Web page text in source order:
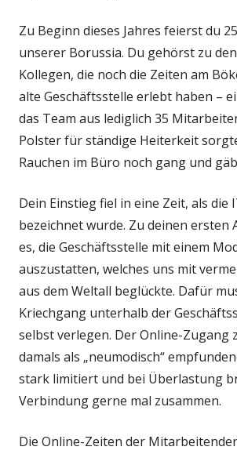
Zu Beginn dieses Jahres feierst du
unserer Borussia. Du gehörst zu
Kollegen, die noch die Zeiten am
alte Geschäftsstelle erlebt haben –
das Team aus lediglich 35
Polster für ständige Heiterkeit
Rauchen im Büro noch gang und
Dein Einstieg fiel in eine Zeit, als die
bezeichnet wurde. Zu deinen ersten
es, die Geschäftsstelle mit einem
auszustatten, welches uns mit
aus dem Weltall beglückte. Dafür
Kriechgang unterhalb der
selbst verlegen. Der Online-Zugang
damals als „neumodisch“
stark limitiert und bei Überlastung
Verbindung gerne mal zusammen.
Die Online-Zeiten der